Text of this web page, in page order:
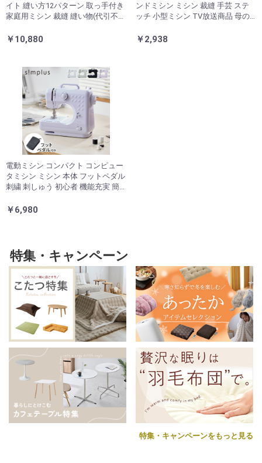
イト 縫い方12パターン 取っ手付き
家庭用ミシン 裁縫 縫い物(代引不
￥10,880
ンドミシン ミシン 裁縫 手芸 ステ
ッチ 小型ミシン TV放送商品 母の
引不可)
￥2,938
電動ミシン コンパクト コンピュー
タミシン ミシン 本体 フットペダル
刺繍 刺しゅう 初心者 機能充実 簡
ン みしん 初心者
￥6,980
特集・キャンペーン
特集・キャンペーンをもっと見る